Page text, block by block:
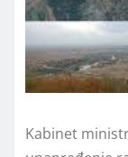
Kabinet